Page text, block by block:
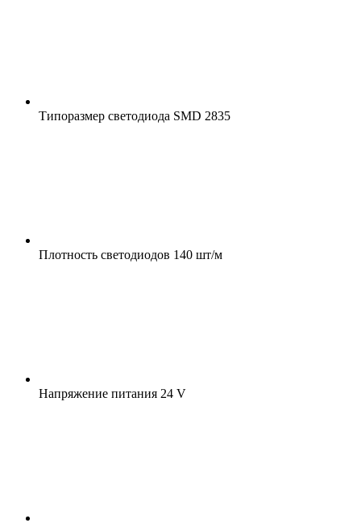
Типоразмер светодиода SMD 2835
Плотность светодиодов 140 шт/м
Напряжение питания 24 V